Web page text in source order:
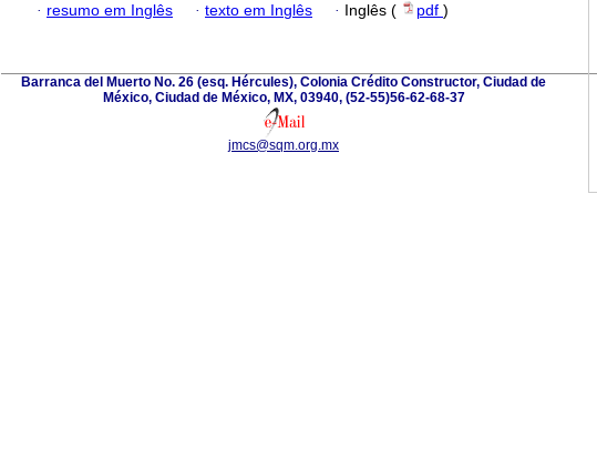
· resumo em Inglês · texto em Inglês · Inglês ( pdf )
Barranca del Muerto No. 26 (esq. Hércules), Colonia Crédito Constructor, Ciudad de
México, Ciudad de México, MX, 03940, (52-55)56-62-68-37
jmcs@sqm.org.mx